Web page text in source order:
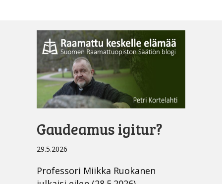
Gaudeamus igitur?
29.5.2026
Professori Miikka Ruokanen